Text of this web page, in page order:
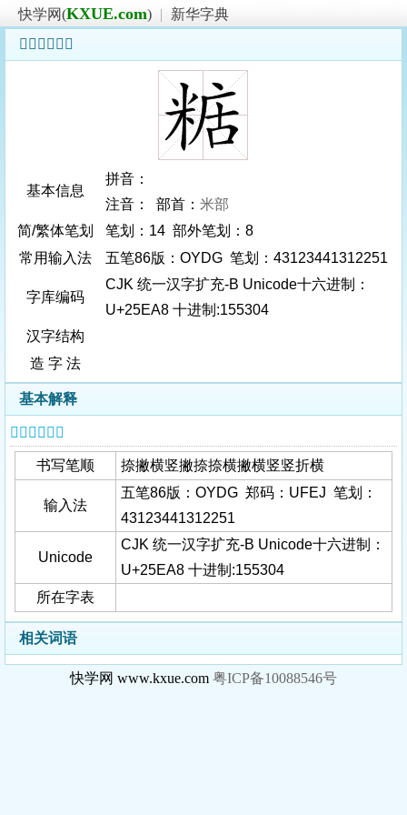
快学网(KXUE.com) |
新华字典
𥺨字基本信息
基本信息
拼音：
注音： 部首： 米部
简/繁体笔划
笔划：14 部外笔划：8
常用输入法
五笔86版：OYDG 笔划：43123441312251
字库编码
CJK 统一汉字扩充-B Unicode十六进制：
U+25EA8 十进制:155304
汉字结构
造 字 法
基本解释
𥺨字基本信息
书写笔顺 捺撇横竖撇捺捺横撇横竖竖折横
输入法
五笔86版：OYDG 郑码：UFEJ 笔划：
43123441312251
Unicode
CJK 统一汉字扩充-B Unicode十六进制：
U+25EA8 十进制:155304
所在字表
相关词语
快学网 www.kxue.com 粤ICP备10088546号